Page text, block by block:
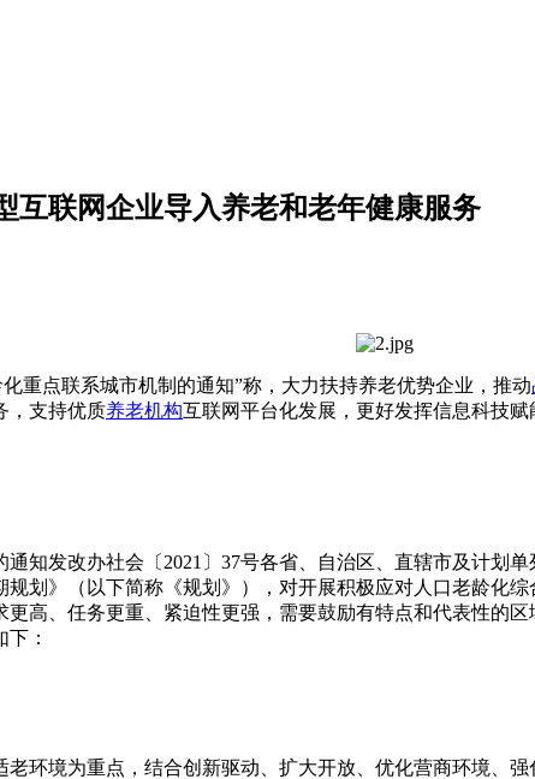
互联网企业导入养老和老年健康服务
重点联系城市机制的通知”称，大力扶持养老优势企业，推动
，支持优质养老机构互联网平台化发展，更好发挥信息科技赋
知发改办社会〔2021〕37号各省、自治区、直辖市及计划
划》（以下简称《规划》），对开展积极应对人口老龄化
高、任务更重、紧迫性更强，需要鼓励有特点和代表性的
：
环境为重点，结合创新驱动、扩大开放、优化营商环境、